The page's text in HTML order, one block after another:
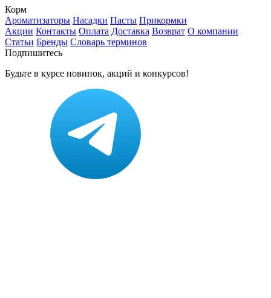
Корм
Ароматизаторы Насадки Пасты Прикормки
Акции Контакты Оплата Доставка Возврат О компании
Статьи Бренды Словарь терминов
Подпишитесь
Будьте в курсе новинок, акций и конкурсов!